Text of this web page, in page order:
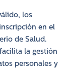
los
en el
de Salud.
la gestión
personales y